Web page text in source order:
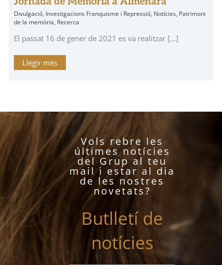
Divulgació, Investigacions Franquisme i Repressió, Notícies, Patrimoni
de la memòria Recerca
El passat 16 de gener de 2021 es va realitzar […]
Llegir més
Vols rebre les
últimes notícies
del Grup al teu
mail i estar al dia
de les nostres
novetats?
Butlletí de
notícies